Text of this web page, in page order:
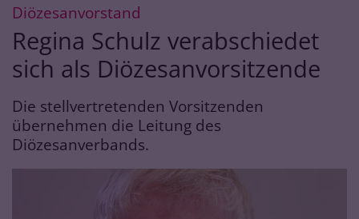
Diözesanvorstand
Regina Schulz verabschiedet
sich als Diözesanvorsitzende
Die stellvertretenden Vorsitzenden
übernehmen die Leitung des
Diözesanverbands.